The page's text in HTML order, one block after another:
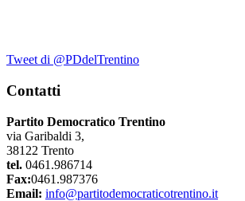
Tweet di @PDdelTrentino
Contatti
Partito Democratico Trentino
via Garibaldi 3,
38122 Trento
tel. 0461.986714
Fax:0461.987376
Email: info@partitodemocraticotrentino.it